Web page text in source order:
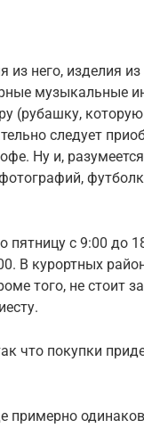
него, изделия из
музыкальные
(рубашку,
следует
Ну и,
с 9:00 до
В курортных
того, не стоит
что покупки
примерно